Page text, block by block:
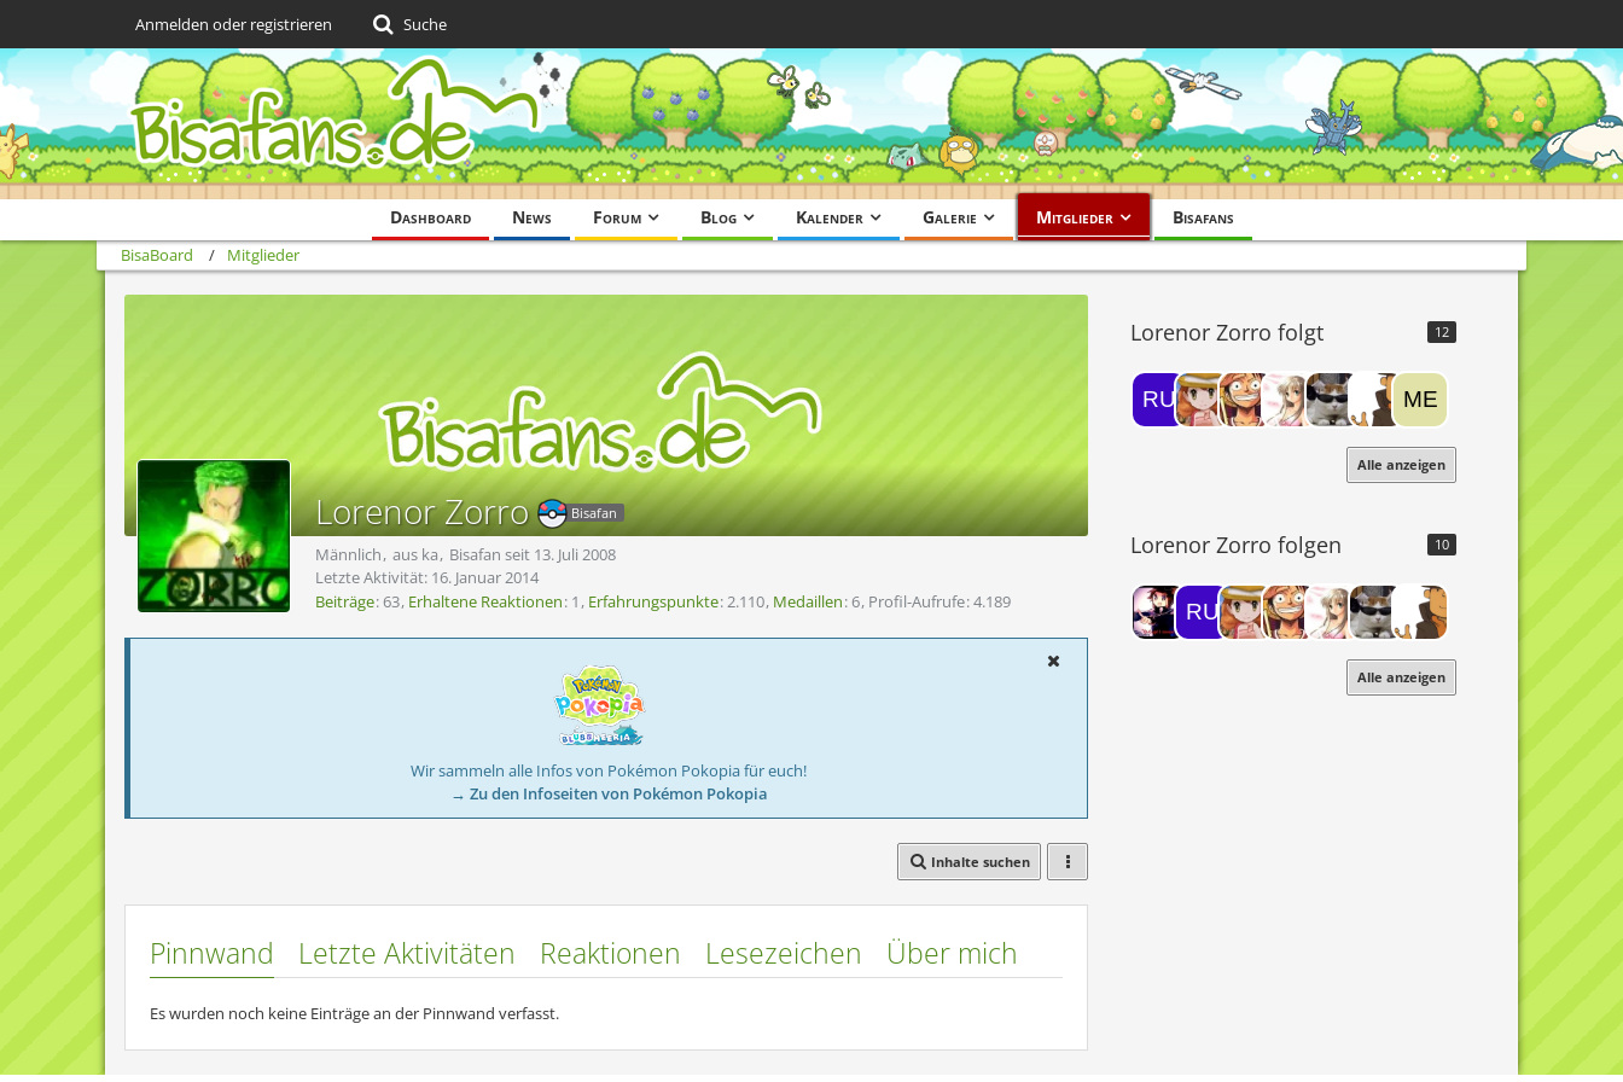
Dashboard News Forum Blog Kalender Galerie Mitglieder Bisafans
Anmelden oder registrieren Suche
BisaBoard Mitglieder
Lorenor Zorro Bisafan
Männlich aus ka
Bisafan seit 13. Juli 2008
Letzte Aktivität: 16. Januar 2014
Beiträge 63 Erhaltene Reaktionen 1 Erfahrungspunkte 2.110 Medaillen 6 Profil-Aufrufe 4.189
Wir sammeln alle Infos von Pokémon Pokopia für euch!
→ Zu den Infoseiten von Pokémon Pokopia
Inhalte suchen
Pinnwand Letzte Aktivitäten Reaktionen Lesezeichen Über mich
Es wurden noch keine Einträge an der Pinnwand verfasst.
Lorenor Zorro folgt 12
Alle anzeigen
Lorenor Zorro folgen 10
Alle anzeigen